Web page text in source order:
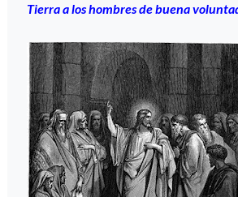
Tierra a los hombres de buena